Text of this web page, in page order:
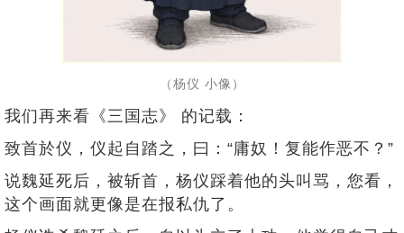
（杨仪 小像）
我们再来看《三国志》 的记载：
致首於仪，仪起自踏之，曰：“庸奴！复能作恶不？”
说魏延死后，被斩首，杨仪踩着他的头叫骂，您看，
这个画面就更像是在报私仇了。